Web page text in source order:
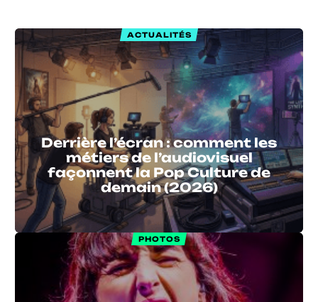
ACTUALITÉS
Derrière l’écran : comment les
métiers de l’audiovisuel
façonnent la Pop Culture de
demain (2026)
PHOTOS